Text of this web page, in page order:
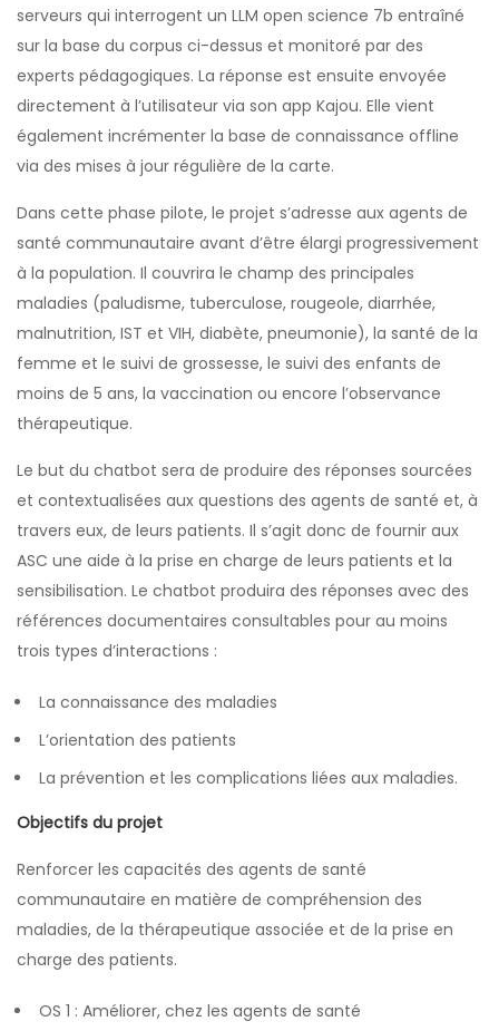
serveurs qui interrogent un LLM open science 7b entraîné
sur la base du corpus ci-dessus et monitoré par des
experts pédagogiques. La réponse est ensuite envoyée
directement à l’utilisateur via son app Kajou. Elle vient
également incrémenter la base de connaissance offline
via des mises à jour régulière de la carte.
Dans cette phase pilote, le projet s’adresse aux agents de
santé communautaire avant d’être élargi progressivement
à la population. Il couvrira le champ des principales
maladies (paludisme, tuberculose, rougeole, diarrhée,
malnutrition, IST et VIH, diabète, pneumonie), la santé de la
femme et le suivi de grossesse, le suivi des enfants de
moins de 5 ans, la vaccination ou encore l’observance
thérapeutique.
Le but du chatbot sera de produire des réponses sourcées
et contextualisées aux questions des agents de santé et, à
travers eux, de leurs patients. Il s’agit donc de fournir aux
ASC une aide à la prise en charge de leurs patients et la
sensibilisation. Le chatbot produira des réponses avec des
références documentaires consultables pour au moins
trois types d’interactions :
La connaissance des maladies
L’orientation des patients
La prévention et les complications liées aux maladies.
Objectifs du projet
Renforcer les capacités des agents de santé
communautaire en matière de compréhension des
maladies, de la thérapeutique associée et de la prise en
charge des patients.
OS 1 : Améliorer, chez les agents de santé